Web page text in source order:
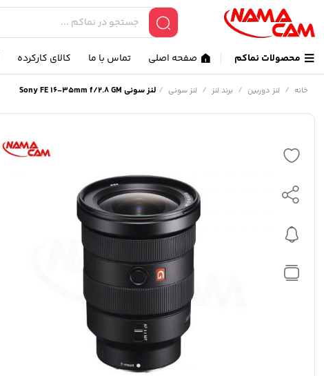
محصولات نماکم صفحه اصلی تماس با ما کالای کارکرده
خانه / لنز دوربین / برند لنز / لنز سونی / لنز سونی Sony FE 16-35mm f/2.8 GM